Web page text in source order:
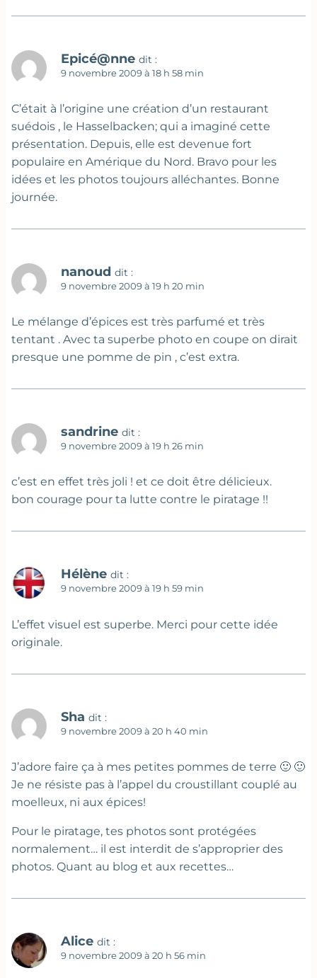
Epicé@nne dit :
9 novembre 2009 à 18 h 58 min
C’était à l’origine une création d’un restaurant
suédois , le Hasselbacken; qui a imaginé cette
présentation. Depuis, elle est devenue fort
populaire en Amérique du Nord. Bravo pour les
idées et les photos toujours alléchantes. Bonne
journée.
nanoud dit :
9 novembre 2009 à 19 h 20 min
Le mélange d’épices est très parfumé et très
tentant . Avec ta superbe photo en coupe on dirait
presque une pomme de pin , c’est extra.
sandrine dit :
9 novembre 2009 à 19 h 26 min
c’est en effet très joli ! et ce doit être délicieux.
bon courage pour ta lutte contre le piratage !!
Hélène dit :
9 novembre 2009 à 19 h 59 min
L’effet visuel est superbe. Merci pour cette idée
originale.
Sha dit :
9 novembre 2009 à 20 h 40 min
J’adore faire ça à mes petites pommes de terre 🙂 🙂
Je ne résiste pas à l’appel du croustillant couplé au
moelleux, ni aux épices!
Pour le piratage, tes photos sont protégées
normalement… il est interdit de s’approprier des
photos. Quant au blog et aux recettes…
Alice dit :
9 novembre 2009 à 20 h 56 min